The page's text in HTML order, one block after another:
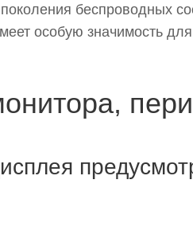
беспроводных
особую значимость